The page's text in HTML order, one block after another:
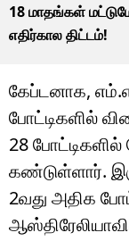
18 மாதங்கள்
எதிர்கால திட்டம்!
கேப்டனாக,
போட்டிகளில்
28
கண்டுள்ளார்.
2வது அதிக